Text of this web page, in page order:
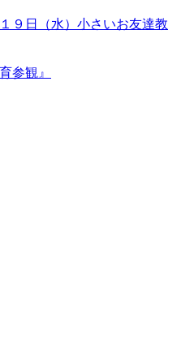
９日（水）小さいお友達教
参観』